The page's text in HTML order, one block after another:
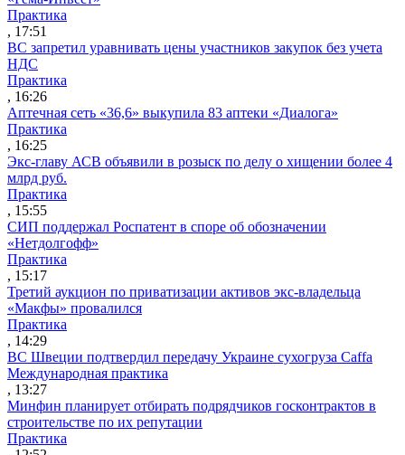
Практика
, 17:51
ВС запретил уравнивать цены участников закупок без учета
НДС
Практика
, 16:26
Аптечная сеть «36,6» выкупила 83 аптеки «Диалога»
Практика
, 16:25
Экс-главу АСВ объявили в розыск по делу о хищении более 4
млрд руб.
Практика
, 15:55
СИП поддержал Роспатент в споре об обозначении
«Нетдолгофф»
Практика
, 15:17
Третий аукцион по приватизации активов экс-владельца
«Макфы» провалился
Практика
, 14:29
ВС Швеции подтвердил передачу Украине сухогруза Caffa
Международная практика
, 13:27
Минфин планирует отбирать подрядчиков госконтрактов в
строительстве по их репутации
Практика